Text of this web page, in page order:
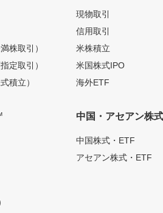
株取引）
定取引）
積立）
現物取引
信用取引
米株積立
米国株式IPO
海外ETF
中国・アセアン株式
中国株式・ETF
アセアン株式・ETF